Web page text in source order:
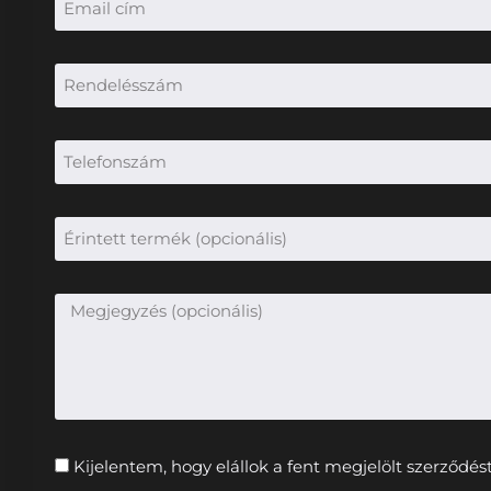
Kijelentem, hogy elállok a fent megjelölt